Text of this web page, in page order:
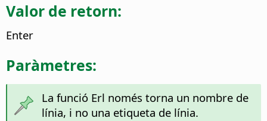
Valor de retorn:
Enter
Paràmetres:
La funció Erl només torna un nombre de
línia, i no una etiqueta de línia.